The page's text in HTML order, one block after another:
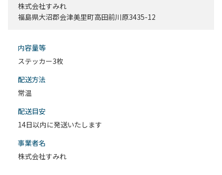
株式会社すみれ
福島県大沼郡会津美里町高田前川原3435-12
内容量等
ステッカー3枚
配送⽅法
常温
配送目安
14日以内に発送いたします
事業者名
株式会社すみれ